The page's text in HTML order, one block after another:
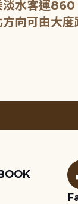
淡水客運
向可由大